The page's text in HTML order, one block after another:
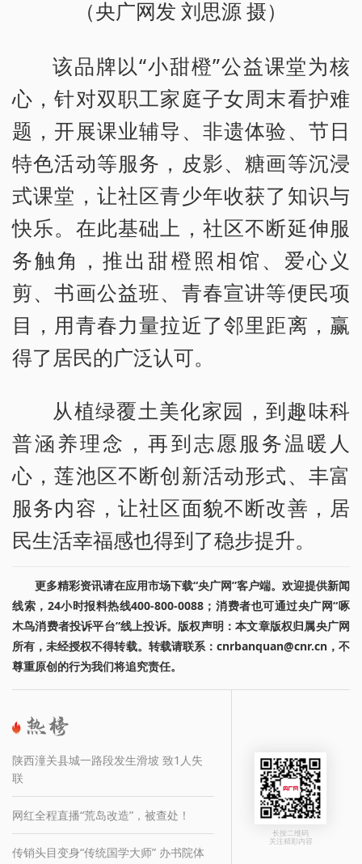
（央广网发 刘思源 摄）
该品牌以“小甜橙”公益课堂为核
心，针对双职工家庭子女周末看护难
题，开展课业辅导、非遗体验、节日
特色活动等服务，皮影、糖画等沉浸
式课堂，让社区青少年收获了知识与
快乐。在此基础上，社区不断延伸服
务触角，推出甜橙照相馆、爱心义
剪、书画公益班、青春宣讲等便民项
目，用青春力量拉近了邻里距离，赢
得了居民的广泛认可。
从植绿覆土美化家园，到趣味科
普涵养理念，再到志愿服务温暖人
心，莲池区不断创新活动形式、丰富
服务内容，让社区面貌不断改善，居
民生活幸福感也得到了稳步提升。
更多精彩资讯请在应用市场下载“央广网”客户端。欢迎提供新闻
线索，24小时报料热线400-800-0088；消费者也可通过央广网“啄
木鸟消费者投诉平台”线上投诉。版权声明：本文章版权归属央广网
所有，未经授权不得转载。转载请联系：cnrbanquan@cnr.cn，不
尊重原创的行为我们将追究责任。
陕西潼关县城一路段发生滑坡 致1人失
联
网红全程直播“荒岛改造”，被查处！
传销头目变身“传统国学大师” 办书院体
长按二维码
关注精彩内容